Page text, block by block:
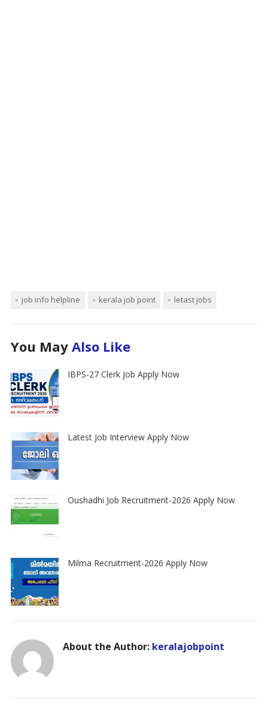
job info helpline kerala job point letast jobs
You May Also Like
IBPS-27 Clerk Job Apply Now
Latest Job Interview Apply Now
Oushadhi Job Recruitment-2026 Apply Now
Milma Recruitment-2026 Apply Now
About the Author: keralajobpoint